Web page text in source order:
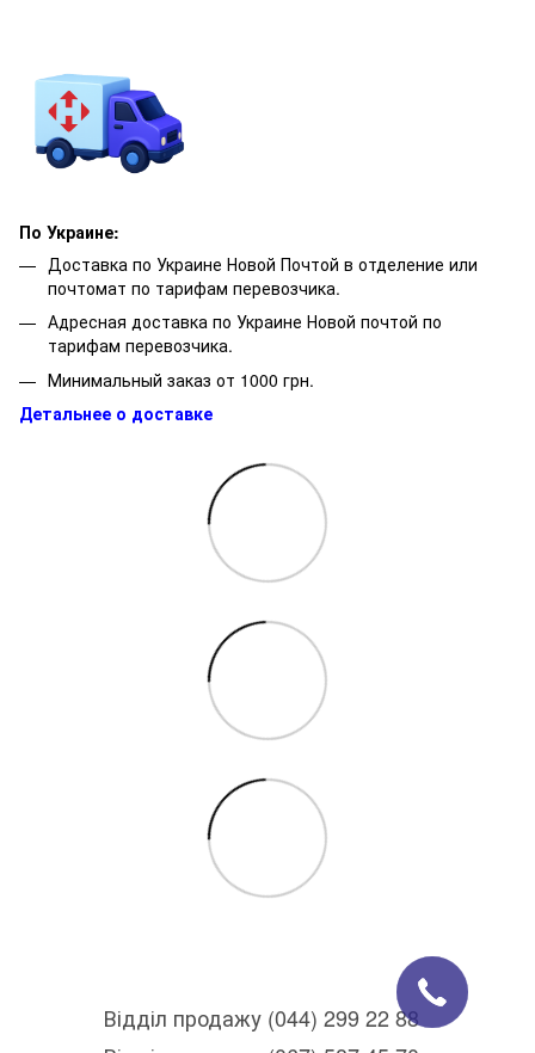
По Украине:
Доставка по Украине Новой Почтой в отделение или
почтомат по тарифам перевозчика.
Адресная доставка по Украине Новой почтой по
тарифам перевозчика.
Минимальный заказ от 1000 грн.
Детальнее о доставке
Відділ продажу (044) 299 22 88